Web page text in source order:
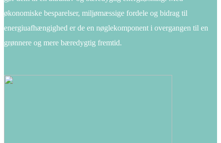
økonomiske besparelser, miljømæssige fordele og bidrag til
energiuafhængighed er de en nøglekomponent i overgangen til en
grønnere og mere bæredygtig fremtid.